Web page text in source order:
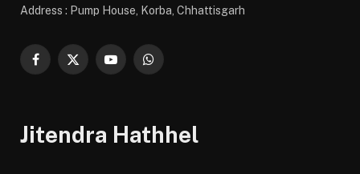
Address : Pump House, Korba, Chhattisgarh
Facebook
X
YouTubeWhatsApp
Jitendra Hathhel